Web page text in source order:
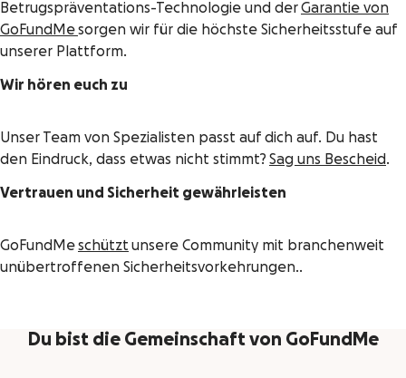
Betrugspräventations-Technologie und derGarantie von
GoFundMesorgen wir für die höchste Sicherheitsstufe auf
unserer Plattform.
Wir hören euch zu
Unser Team von Spezialisten passt auf dich auf. Du hast
den Eindruck, dass etwas nicht stimmt? Sag uns Bescheid.
Vertrauen und Sicherheit gewährleisten
GoFundMeschützt unsere Community mit branchenweit
unübertroffenen Sicherheitsvorkehrungen..
Du bist die Gemeinschaft von GoFundMe